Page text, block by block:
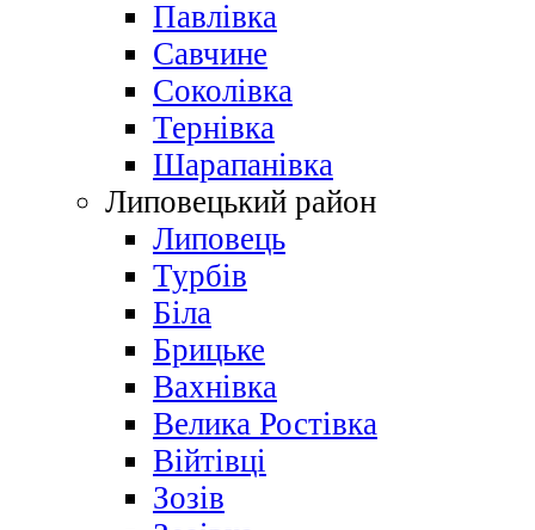
Павлівка
Савчине
Соколівка
Тернівка
Шарапанівка
Липовецький район
Липовець
Турбів
Біла
Брицьке
Вахнівка
Велика Ростівка
Війтівці
Зозів